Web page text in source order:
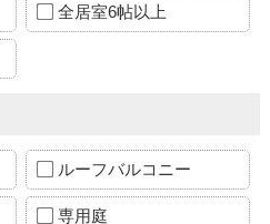
全居室6帖以上
ルーフバルコニー
専用庭